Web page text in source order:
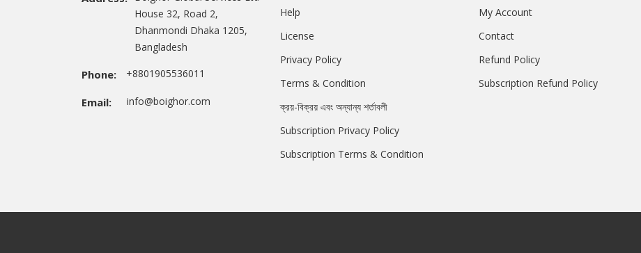
House 32, Road 2,
Dhanmondi Dhaka 1205,
Bangladesh
Phone: +8801905536011
Email: info@boighor.com
Help
License
Privacy Policy
Terms & Condition
ক্রয়-বিক্রয় এবং অন্যান্য শর্তাবলী
Subscription Privacy Policy
Subscription Terms & Condition
My Account
Contact
Refund Policy
Subscription Refund Policy